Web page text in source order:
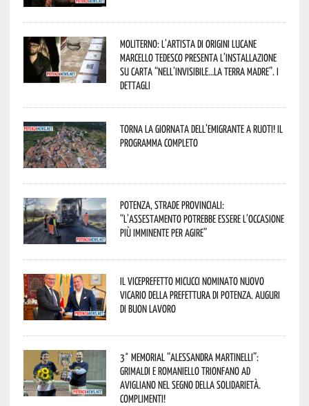
Moliterno: l’artista di origini lucane
Marcello Tedesco presenta l’installazione
su carta “Nell’invisibile…la terra madre”. I
dettagli
Torna la Giornata dell’Emigrante a Ruoti! Il
programma completo
Potenza, strade provinciali:
“L’assestamento potrebbe essere l’occasione
più imminente per agire”
Il Viceprefetto Micucci nominato nuovo
Vicario della Prefettura di Potenza. Auguri
di buon lavoro
3° Memorial “Alessandra Martinelli”:
Grimaldi e Romaniello trionfano ad
Avigliano nel segno della solidarietà.
Complimenti!